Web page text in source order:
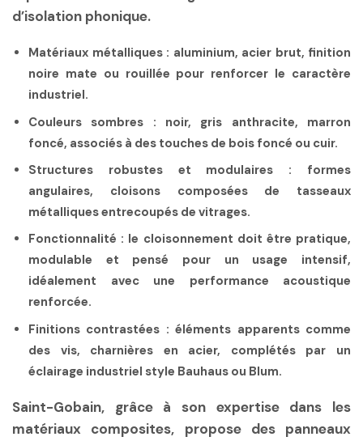
d’isolation phonique.
Matériaux métalliques : aluminium, acier brut, finition
noire mate ou rouillée pour renforcer le caractère
industriel.
Couleurs sombres : noir, gris anthracite, marron
foncé, associés à des touches de bois foncé ou cuir.
Structures robustes et modulaires : formes
angulaires, cloisons composées de tasseaux
métalliques entrecoupés de vitrages.
Fonctionnalité : le cloisonnement doit être pratique,
modulable et pensé pour un usage intensif,
idéalement avec une performance acoustique
renforcée.
Finitions contrastées : éléments apparents comme
des vis, charnières en acier, complétés par un
éclairage industriel style Bauhaus ou Blum.
Saint-Gobain, grâce à son expertise dans les
matériaux composites, propose des panneaux